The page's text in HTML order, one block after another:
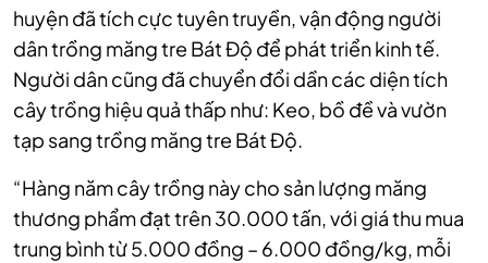
huyện đã tích cực tuyên truyền, vận động người
dân trồng măng tre Bát Độ để phát triển kinh tế.
Người dân cũng đã chuyển đổi dần các diện tích
cây trồng hiệu quả thấp như: Keo, bồ đề và vườn
tạp sang trồng măng tre Bát Độ.
“Hàng năm cây trồng này cho sản lượng măng
thương phẩm đạt trên 30.000 tấn, với giá thu mua
trung bình từ 5.000 đồng – 6.000 đồng/kg, mỗi